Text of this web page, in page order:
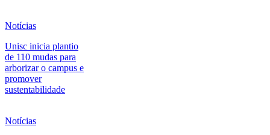
Notícias
Unisc inicia plantio
de 110 mudas para
arborizar o campus e
promover
sustentabilidade
Notícias